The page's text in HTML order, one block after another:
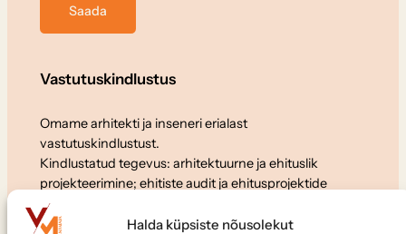
Halda küpsiste nõusolekut
Vastutuskindlustus
Omame arhitekti ja inseneri erialast
vastutuskindlustust.
Kindlustatud tegevus: arhitektuurne ja ehituslik
projekteerimine; ehitiste audit ja ehitusprojektide
ekspertiis.